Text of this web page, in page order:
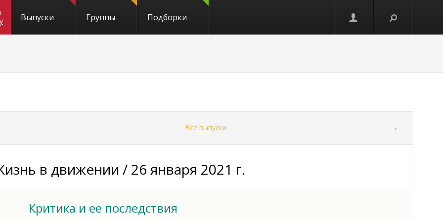
Выпуски Группы Подборки
Все выпуски →
в движении / 26 января 2021 г.
Критика и ее последствия